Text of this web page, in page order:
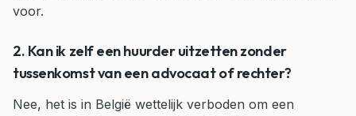
voor.
2. Kan ik zelf een huurder uitzetten zonder
tussenkomst van een advocaat of rechter?
Nee, het is in België wettelijk verboden om een